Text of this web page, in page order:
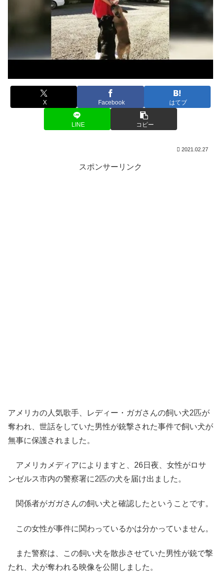
X Facebook はてブ
LINE コピー
2021.02.27
スポンサーリンク
アメリカの人気歌手、レディー・ガガさんの飼い犬2匹が
奪われ、世話をしていた男性が銃撃された事件で飼い犬が
無事に保護されました。
アメリカメディアによりますと、26日夜、女性がロサ
ンゼルス市内の警察署に2匹の犬を届け出ました。
関係者がガガさんの飼い犬と確認したということです。
この女性が事件に関わっているかは分かっていません。
また警察は、この飼い犬を散歩させていた男性が銃で撃
たれ、犬が奪われる映像を公開しました。